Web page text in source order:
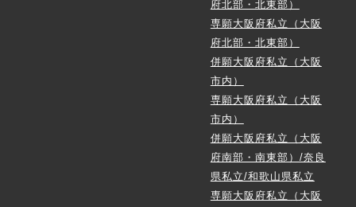
府北部・北東部）
専願大阪府私立（大阪
府北部・北東部）
併願大阪府私立（大阪
市内）
専願大阪府私立（大阪
市内）
併願大阪府私立（大阪
府南部・南東部）/奈良
県私立/和歌山県私立
専願大阪府私立（大阪